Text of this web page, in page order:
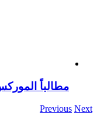
مطالباً
Previous Next